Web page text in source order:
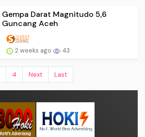
Gempa Darat Magnitudo 5,6
Guncang Aceh
2 weeks ago 43
4 Next Last